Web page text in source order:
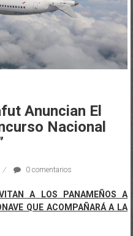
Anuncian El
Nacional
0 comentarios
A LOS PANAMEÑOS A
QUE ACOMPAÑARÁ A LA